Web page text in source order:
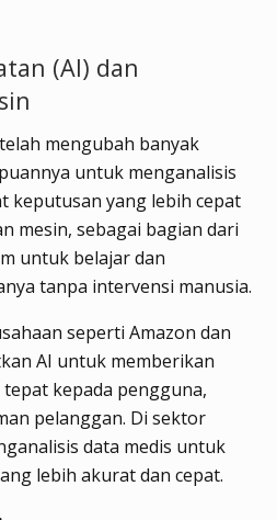
(AI) dan
mengubah banyak
untuk menganalisis
keputusan yang lebih cepat
mesin, sebagai bagian dari
untuk belajar dan
tanpa intervensi manusia.
seperti Amazon dan
AI untuk memberikan
kepada pengguna,
pelanggan. Di sektor
data medis untuk
lebih akurat dan cepat.